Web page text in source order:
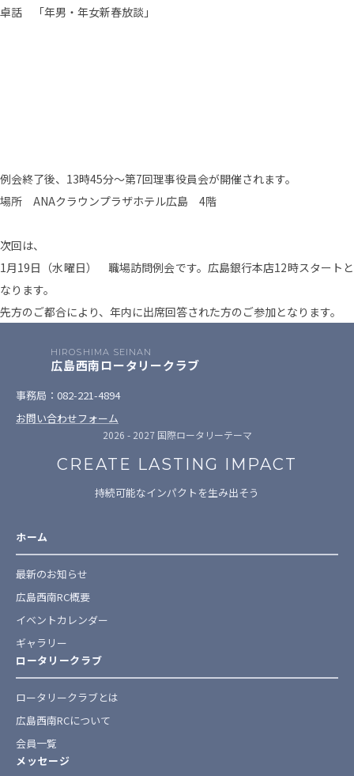
卓話 「年男・年女新春放談」
例会終了後、13時45分～第7回理事役員会が開催されます。
場所 ANAクラウンプラザホテル広島 4階
次回は、
1月19日（水曜日） 職場訪問例会です。広島銀行本店12時スタートと
なります。
先方のご都合により、年内に出席回答された方のご参加となります。
HIROSHIMA SEINAN
広島西南ロータリークラブ
事務局：082-221-4894
お問い合わせフォーム
2026 - 2027 国際ロータリーテーマ
CREATE LASTING IMPACT
持続可能なインパクトを生み出そう
ホーム
最新のお知らせ
広島西南RC概要
イベントカレンダー
ギャラリー
ロータリークラブ
ロータリークラブとは
広島西南RCについて
会員一覧
メッセージ